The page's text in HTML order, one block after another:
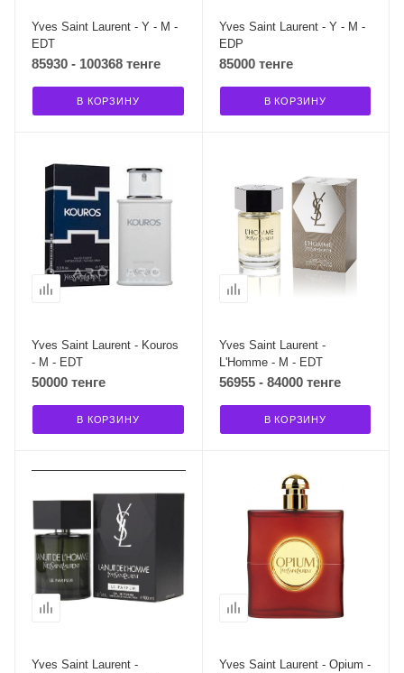
Yves Saint Laurent - Y - M -
EDT
85930 - 100368 тенге
В КОРЗИНУ
Yves Saint Laurent - Y - M -
EDP
85000 тенге
В КОРЗИНУ
Yves Saint Laurent - Kouros
- M - EDT
50000 тенге
В КОРЗИНУ
Yves Saint Laurent -
L'Homme - M - EDT
56955 - 84000 тенге
В КОРЗИНУ
Yves Saint Laurent -
Yves Saint Laurent - Opium -